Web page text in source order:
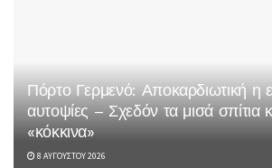
Πόρτο Γερμενό: Αποκαρδιωτική η
αυτοψίες – Σχεδόν τα μισά σπίτια
«κόκκινα»
8 ΑΥΓΟΎΣΤΟΥ 2026